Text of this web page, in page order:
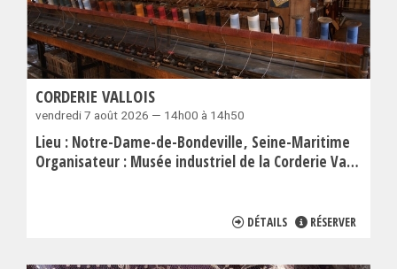
CORDERIE VALLOIS
vendredi 7 août 2026 — 14h00 à 14h50
Lieu : Notre-Dame-de-Bondeville Seine-Maritime
Organisateur : Musée industriel de la Corderie Vallois
DÉTAILS RÉSERVER